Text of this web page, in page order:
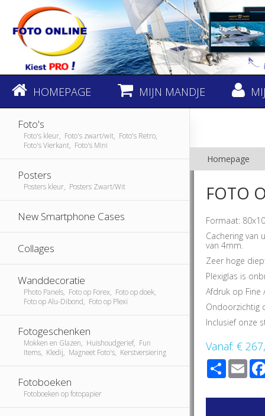
HOMEPAGE MIJN MANDJE
Foto's
Foto's kleur, Foto's zwart/wit, Foto's Retro,
Foto's Vierkant, Foto's Mini
Posters
Posters kleur, Posters Zwart/Wit
New Smartphone Cases
Collages
Wanddecoratie
Photo Panels, Foto op Forex, Foto op doek,
Foto op Alu-Dibond, Foto op Plexi
Fotogeschenken
Mokken en Glazen, Huishoudgerief, Fun
Items, Kledij, Magneet Foto's, Kerstversiering
Fotoboeken
Fotoboeken op fotopapier
Homepage
FOTO
Formaat:
Cachering van
van 4mm.
Zeer hoge
Plexiglas is
Afdruk op
Ondoorzichtig
Inclusief onze
Vanaf:€
Share